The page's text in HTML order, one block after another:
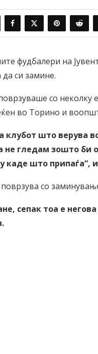
фудбалери на
си замине.
со неколку
во Торино и
клубот што верува
гледам зошто би
каде што припаѓа“,
со
сепак тоа е